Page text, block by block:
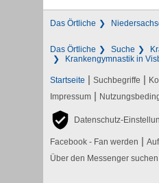
Das Örtliche
Das Örtliche Suche
Krankengymnastik in
Startseite | Suchbegriffe |
Impressum |
Datenschutz-
Facebook - Fan werden |
Über den Messenger suchen